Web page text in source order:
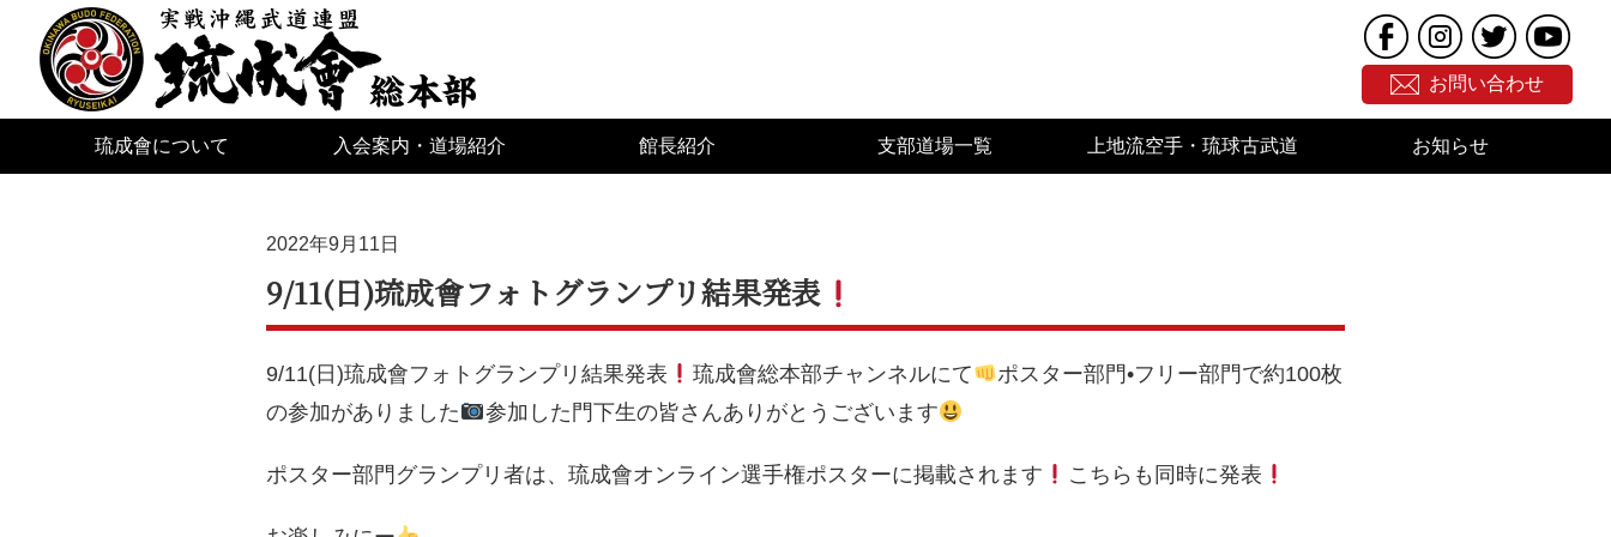
お問い合わせ
琉成會について 入会案内・道場紹介 館長紹介 支部道場一覧 上地流空手・琉球古武道 お知らせ
2022年9月11日
9/11(日)琉成會フォトグランプリ結果発表
9/11(日)琉成會フォトグランプリ結果発表 琉成會総本部チャンネルにて
ポスター部門•フリー部門で約100枚
の参加がありました
参加した門下生の皆さんありがとうございます
ポスター部門グランプリ者は、琉成會オンライン選手権ポスターに掲載されます こちらも同時に発表